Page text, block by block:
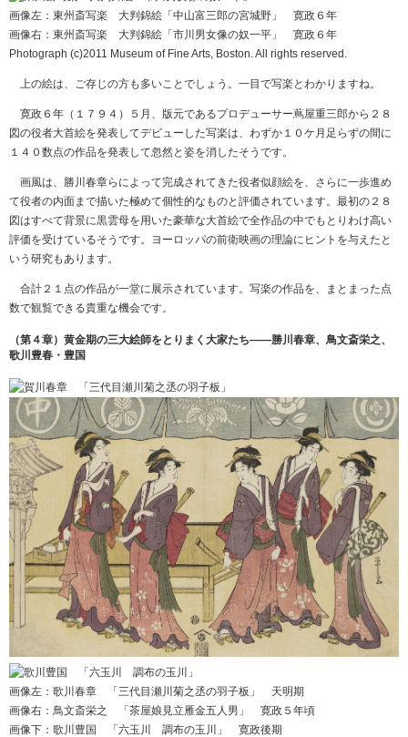
画像左：東州斎写楽 大判錦絵「中山富三郎の宮城野」 寛政６年
画像右：東州斎写楽 大判錦絵「市川男女像の奴一平」 寛政６年
Photograph (c)2011 Museum of Fine Arts, Boston. All rights reserved.
上の絵は、ご存じの方も多いことでしょう。一目で写楽とわかりますね。
寛政６年（１７９４）５月、版元であるプロデューサー蔦屋重三郎から２８
図の役者大首絵を発表してデビューした写楽は、わずか１０ケ月足らずの間に
１４０数点の作品を発表して忽然と姿を消したそうです。
画風は、勝川春章らによって完成されてきた役者似顔絵を、さらに一歩進め
て役者の内面まで描いた極めて個性的なものと評価されています。最初の２８
図はすべて背景に黒雲母を用いた豪華な大首絵で全作品の中でもとりわけ高い
評価を受けているそうです。ヨーロッパの前衛映画の理論にヒントを与えたと
いう研究もあります。
合計２１点の作品が一堂に展示されています。写楽の作品を、まとまった点
数で観覧できる貴重な機会です。
（第４章）黄金期の三大絵師をとりまく大家たち――勝川春章、鳥文斎栄之、
歌川豊春・豊国
画像左：歌川春章 「三代目瀬川菊之丞の羽子板」 天明期
画像右：鳥文斎栄之 「茶屋娘見立雁金五人男」 寛政５年頃
画像下：歌川豊国 「六玉川 調布の玉川」 寛政後期